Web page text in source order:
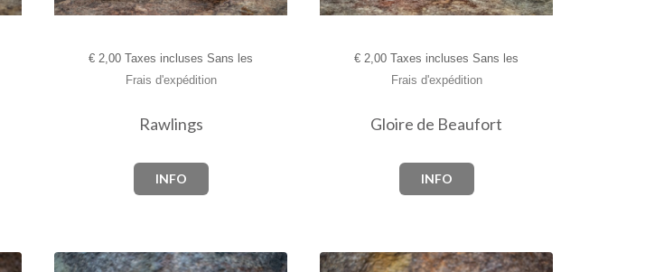
€ 2,00 Taxes incluses Sans les
Frais d'expédition
Rawlings
INFO
€ 2,00 Taxes incluses Sans les
Frais d'expédition
Gloire de Beaufort
INFO